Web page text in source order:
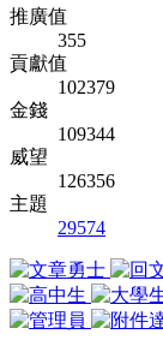
推廣值
355
貢獻值
102379
金錢
109344
威望
126356
主題
29574